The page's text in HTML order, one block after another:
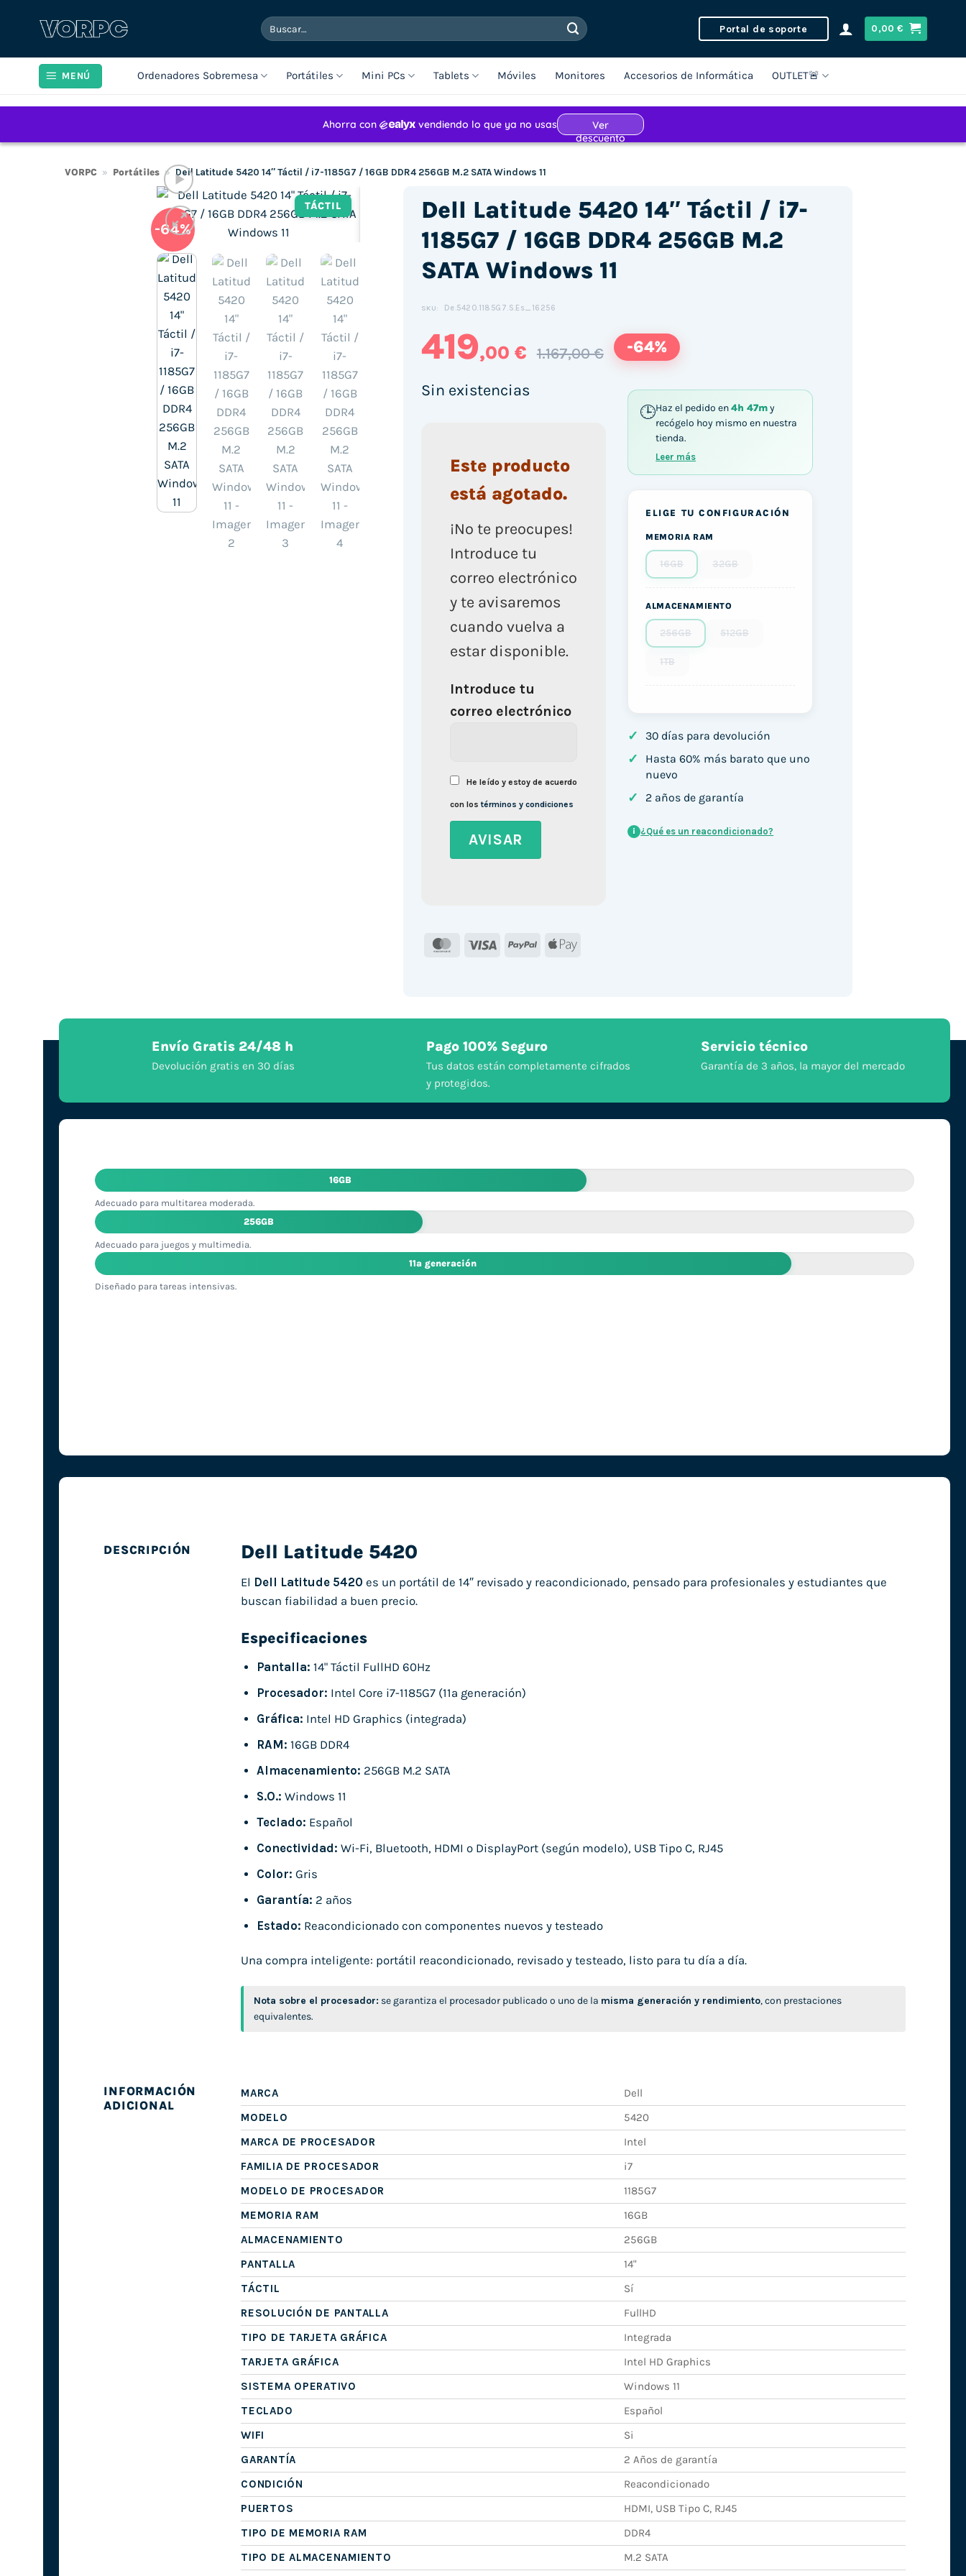
Buscar
por:
Portal de soporte 0,00€
MENÚ Ordenadores Sobremesa Portátiles Mini PCs Tablets Móviles Monitores Accesorios de Informática OUTLET🚨
VORPC » Portátiles » Dell Latitude 5420 14″ Táctil / i7-1185G7 / 16GB DDR4 256GB M.2 SATA Windows 11
TÁCTIL
-64%
Haz clic para aceptar cookies de
contenido (Translation error)
Dell Latitude 5420 14″ Táctil / i7-
1185G7 / 16GB DDR4 256GB M.2
SATA Windows 11
SKU: De.5420.1185G7.S.Es_16256
419,00 € 1.167,00 € -64%
Sin existencias
Este producto
está agotado.
¡No te preocupes!
Introduce tu
correo electrónico
y te avisaremos
cuando vuelva a
estar disponible.
Introduce tu
correo electrónico
He leído y estoy de acuerdo
con lostérminos y condiciones
MasterCard
Visa PayPal Apple
Haz el pedido en4h 47my
recógelo hoy mismo en nuestra
tienda.
Leer más
ELIGE TU CONFIGURACIÓN
MEMORIA RAM
16GB 32GB
ALMACENAMIENTO
256GB 512GB
1TB
✓ 30 días para devolución
✓
Hasta 60% más barato que uno
nuevo
✓ 2 años de garantía
i ¿Qué es un reacondicionado?
Envío Gratis 24/48 h
Devolución gratis en 30 días
Pago 100% Seguro
Tus datos están completamente cifrados
y protegidos.
Servicio técnico
Garantía de 3 años, la mayor del mercado
16GB
Adecuado para multitarea moderada.
256GB
Adecuado para juegos y multimedia.
11ª generación
Diseñado para tareas intensivas.
DESCRIPCIÓN Dell Latitude 5420
El Dell Latitude 5420 es un portátil de 14″ revisado y reacondicionado, pensado para profesionales y estudiantes que
buscan fiabilidad a buen precio.
Especificaciones
Pantalla: 14" Táctil FullHD 60Hz
Procesador: Intel Core i7-1185G7 (11ª generación)
Gráfica: Intel HD Graphics (integrada)
RAM: 16GB DDR4
Almacenamiento: 256GB M.2 SATA
S.O.: Windows 11
Teclado: Español
Conectividad: Wi-Fi, Bluetooth, HDMI o DisplayPort (según modelo), USB Tipo C, RJ45
Color: Gris
Garantía: 2 años
Estado: Reacondicionado con componentes nuevos y testeado
Una compra inteligente: portátil reacondicionado, revisado y testeado, listo para tu día a día.
Nota sobre el procesador: se garantiza el procesador publicado o uno de la misma generación y rendimiento, con prestaciones
equivalentes.
INFORMACIÓN
ADICIONAL
MARCA
Dell
MODELO
5420
MARCA DE PROCESADOR
Intel
FAMILIA DE PROCESADOR
i7
MODELO DE PROCESADOR
1185G7
MEMORIA RAM
16GB
ALMACENAMIENTO
256GB
PANTALLA
14"
TÁCTIL
Sí
RESOLUCIÓN DE PANTALLA
FullHD
TIPO DE TARJETA GRÁFICA
Integrada
TARJETA GRÁFICA
Intel HD Graphics
SISTEMA OPERATIVO
Windows 11
TECLADO
Español
WIFI
Si
GARANTÍA
2 Años de garantía
CONDICIÓN
Reacondicionado
PUERTOS
HDMI, USB Tipo C, RJ45
TIPO DE MEMORIA RAM
DDR4
TIPO DE ALMACENAMIENTO
M.2 SATA